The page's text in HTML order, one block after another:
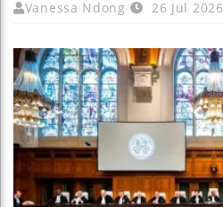
Vanessa Ndong 26 Jul 2026